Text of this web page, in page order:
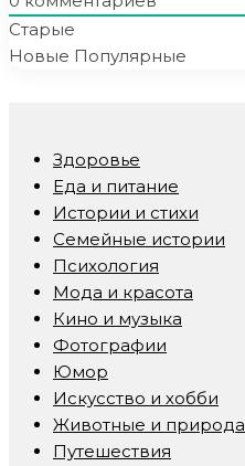
Старые
Новые Популярные
Здоровье
Еда и питание
Истории и стихи
Семейные истории
Психология
Мода и красота
Кино и музыка
Фотографии
Юмор
Искусство и хобби
Животные и природа
Путешествия